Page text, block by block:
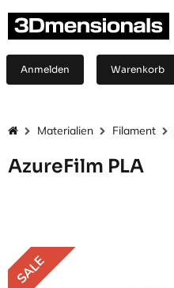
Anmelden Warenkorb
Materialien Filament
AzureFilm PLA
SALE